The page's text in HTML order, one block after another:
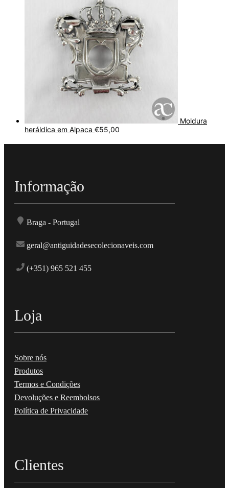
Moldura
heráldica em Alpaca €55,00
Informação
Braga - Portugal
geral@antiguidadesecolecionaveis.com
(+351) 965 521 455
Loja
Sobre nós
Produtos
Termos e Condições
Devoluções e Reembolsos
Política de Privacidade
Clientes